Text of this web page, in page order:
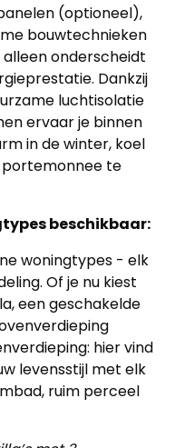
(optioneel),
bouwtechnieken
onderscheidt
Dankzij
luchtisolatie
ervaar je binnen
in de winter, koel
portemonnee te
beschikbaar:
woningtypes - elk
Of je nu kiest
een geschakelde
hier vind
levensstijl met elk
ruim perceel